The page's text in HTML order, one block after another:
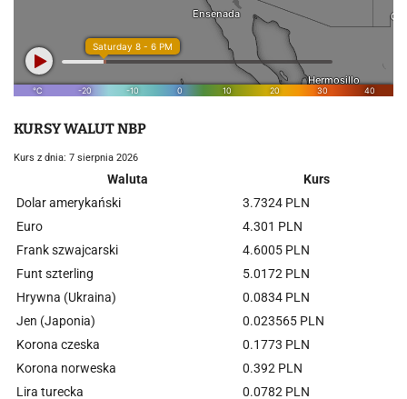
KURSY WALUT NBP
Kurs z dnia: 7 sierpnia 2026
Waluta
Kurs
Dolar amerykański
3.7324 PLN
Euro
4.301 PLN
Frank szwajcarski
4.6005 PLN
Funt szterling
5.0172 PLN
Hrywna (Ukraina)
0.0834 PLN
Jen (Japonia)
0.023565 PLN
Korona czeska
0.1773 PLN
Korona norweska
0.392 PLN
Lira turecka
0.0782 PLN